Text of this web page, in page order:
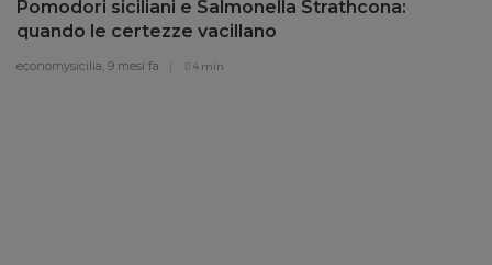
Pomodori siciliani e Salmonella Strathcona:
quando le certezze vacillano
economysicilia, 9 mesi fa 4 min